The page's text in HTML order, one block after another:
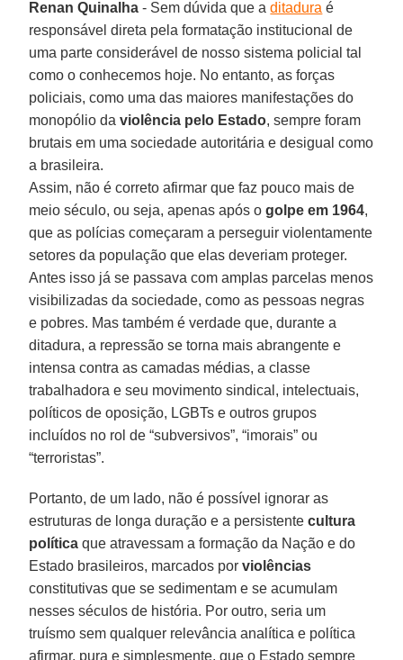
Renan Quinalha - Sem dúvida que aditadura é
responsável direta pela formatação institucional de
uma parte considerável de nosso sistema policial tal
como o conhecemos hoje. No entanto, as forças
policiais, como uma das maiores manifestações do
monopólio daviolência pelo Estado, sempre foram
brutais em uma sociedade autoritária e desigual como
a brasileira.
Assim, não é correto afirmar que faz pouco mais de
meio século, ou seja, apenas após ogolpe em 1964,
que as polícias começaram a perseguir violentamente
setores da população que elas deveriam proteger.
Antes isso já se passava com amplas parcelas menos
visibilizadas da sociedade, como as pessoas negras
e pobres. Mas também é verdade que, durante a
ditadura, a repressão se torna mais abrangente e
intensa contra as camadas médias, a classe
trabalhadora e seu movimento sindical, intelectuais,
políticos de oposição, LGBTs e outros grupos
incluídos no rol de “subversivos”, “imorais” ou
“terroristas”.
Portanto, de um lado, não é possível ignorar as
estruturas de longa duração e a persistentecultura
política que atravessam a formação da Nação e do
Estado brasileiros, marcados porviolências
constitutivas que se sedimentam e se acumulam
nesses séculos de história. Por outro, seria um
truísmo sem qualquer relevância analítica e política
afirmar, pura e simplesmente, que o Estado sempre